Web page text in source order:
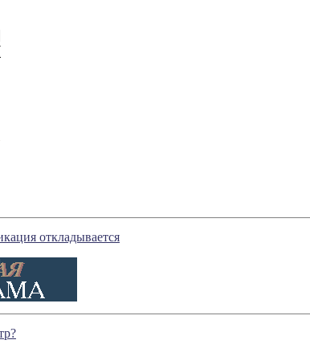
откладывается